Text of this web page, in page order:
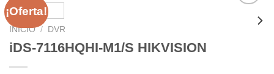
¡Oferta!
INICIO / DVR
iDS-7116HQHI-M1/S HIKVISION